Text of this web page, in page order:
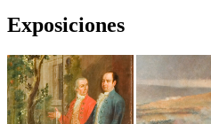
Exposiciones